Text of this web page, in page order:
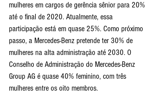
mulheres em cargos de gerência sênior para 20%
até o final de 2020. Atualmente, essa
participação está em quase 25%. Como próximo
passo, a Mercedes-Benz pretende ter 30% de
mulheres na alta administração até 2030. O
Conselho de Administração do Mercedes-Benz
Group AG é quase 40% feminino, com três
mulheres entre os oito membros.